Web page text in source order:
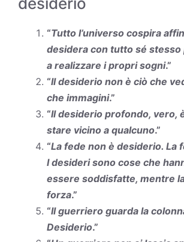
“Tutto l’universo cospira
desidera con tutto sé stesso
a realizzare i propri sogni.”
“Il desiderio non è ciò che
che immagini.”
“Il desiderio profondo, vero,
stare vicino a qualcuno.”
“La fede non è desiderio. La
I desideri sono cose che
essere soddisfatte, mentre
forza.”
“Il guerriero guarda la
Desiderio.”